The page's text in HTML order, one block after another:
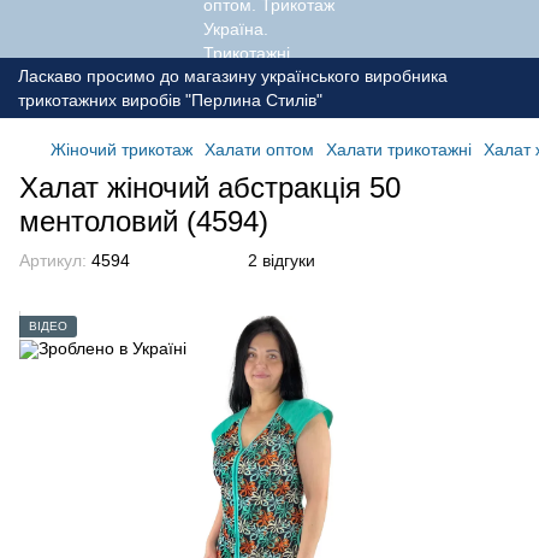
Ласкаво просимо до магазину українського виробника
трикотажних виробів "Перлина Стилів"
Жіночий трикотаж Халати оптом Халати трикотажні Халат
Халат жіночий абстракція 50
ментоловий (4594)
Артикул: 4594 2 відгуки
ВІДЕО